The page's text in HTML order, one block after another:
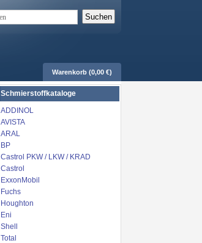
Warenkorb (0,00 €)
Schmierstoffkataloge
ADDINOL
AVISTA
ARAL
BP
Castrol PKW / LKW / KRAD
Castrol
ExxonMobil
Fuchs
Houghton
Eni
Shell
Total